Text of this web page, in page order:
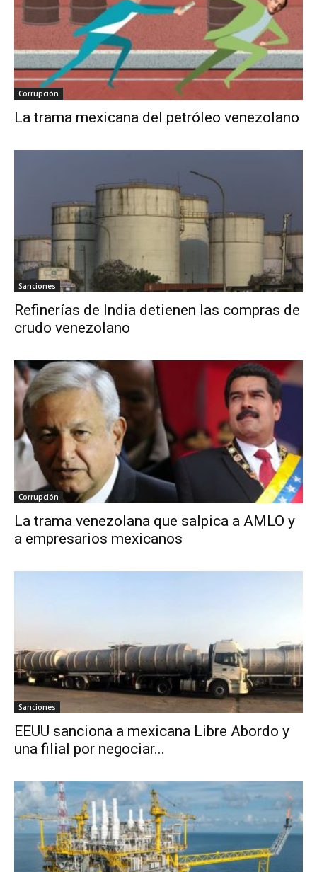
Corrupción
La trama mexicana del petróleo venezolano
Sanciones
Refinerías de India detienen las compras de
crudo venezolano
Corrupción
La trama venezolana que salpica a AMLO y
a empresarios mexicanos
Sanciones
EEUU sanciona a mexicana Libre Abordo y
una filial por negociar...